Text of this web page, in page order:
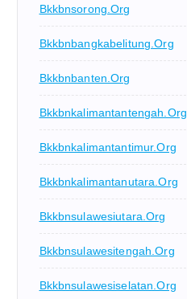
Bkkbnsorong.org
Bkkbnbangkabelitung.org
Bkkbnbanten.org
Bkkbnkalimantantengah.org
Bkkbnkalimantantimur.org
Bkkbnkalimantanutara.org
Bkkbnsulawesiutara.org
Bkkbnsulawesitengah.org
Bkkbnsulawesiselatan.org